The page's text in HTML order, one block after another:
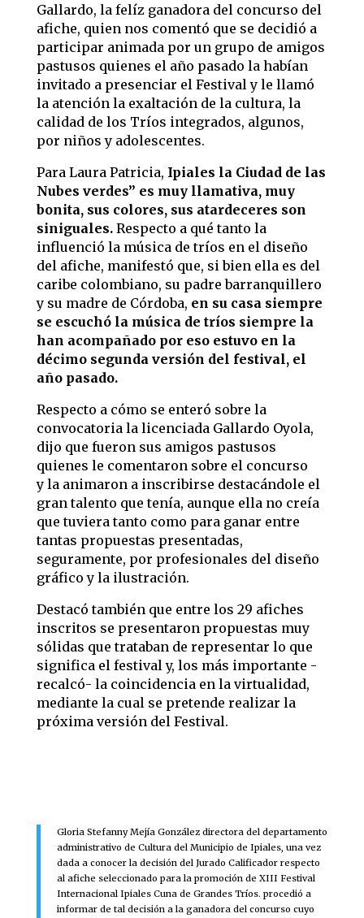
Gallardo, la felíz ganadora del concurso del
afiche, quien nos comentó que se decidió a
participar animada por un grupo de amigos
pastusos quienes el año pasado la habían
invitado a presenciar el Festival y le llamó
la atención la exaltación de la cultura, la
calidad de los Tríos integrados, algunos,
por niños y adolescentes.
Para Laura Patricia, Ipiales la Ciudad de las
Nubes verdes” es muy llamativa, muy
bonita, sus colores, sus atardeceres son
siniguales. Respecto a qué tanto la
influenció la música de tríos en el diseño
del afiche, manifestó que, si bien ella es del
caribe colombiano, su padre barranquillero
y su madre de Córdoba, en su casa siempre
se escuchó la música de tríos siempre la
han acompañado por eso estuvo en la
décimo segunda versión del festival, el
año pasado.
Respecto a cómo se enteró sobre la
convocatoria la licenciada Gallardo Oyola,
dijo que fueron sus amigos pastusos
quienes le comentaron sobre el concurso
y la animaron a inscribirse destacándole el
gran talento que tenía, aunque ella no creía
que tuviera tanto como para ganar entre
tantas propuestas presentadas,
seguramente, por profesionales del diseño
gráfico y la ilustración.
Destacó también que entre los 29 afiches
inscritos se presentaron propuestas muy
sólidas que trataban de representar lo que
significa el festival y, los más importante -
recalcó- la coincidencia en la virtualidad,
mediante la cual se pretende realizar la
próxima versión del Festival.
Gloria Stefanny Mejía González directora del departamento
administrativo de Cultura del Municipio de Ipiales, una vez
dada a conocer la decisión del Jurado Calificador respecto
al afiche seleccionado para la promoción de XIII Festival
Internacional Ipiales Cuna de Grandes Tríos. procedió a
informar de tal decisión a la ganadora del concurso cuyo